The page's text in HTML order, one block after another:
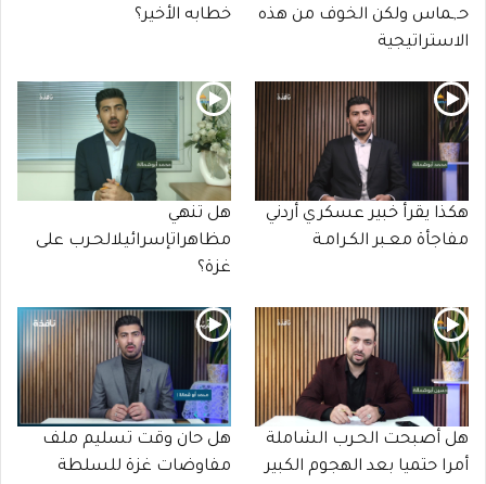
حـ,ـماس ولكن الخوف من هذه
الاستراتيجية
خطابه الأخير؟
هكذا يقرأ خبير عسكري أردني
مفاجأة معـبر الكـرامـة
هل تنهي
مظاهراتإسرائيلالحـرب على
غزة؟
هل أصبحت الحـرب الشاملة
أمرا حتميا بعد الهجوم الكبير
هل حان وقت تسليم ملف
مفاوضات غزة للسلطة